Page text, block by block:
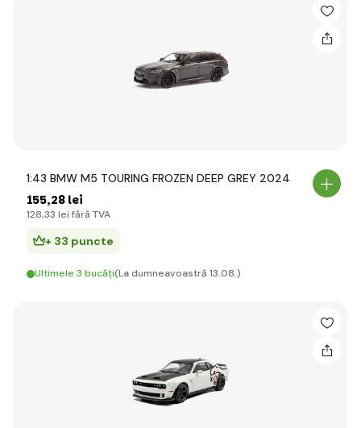
1:43 BMW M5 TOURING FROZEN DEEP GREY 2024
155,28 lei
128,33 lei fără TVA
+ 33 puncte
Ultimele 3 bucăți(La dumneavoastră 13.08.)